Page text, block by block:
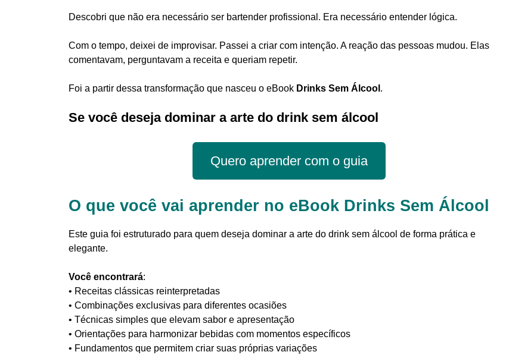
Descobri que não era necessário ser bartender profissional. Era necessário entender lógica.
Com o tempo, deixei de improvisar. Passei a criar com intenção. A reação das pessoas mudou. Elas
comentavam, perguntavam a receita e queriam repetir.
Foi a partir dessa transformação que nasceu o eBook Drinks Sem Álcool .
Se você deseja dominar a arte do drink sem álcool
Quero aprender com o guia
O que você vai aprender no eBook Drinks Sem Álcool
Este guia foi estruturado para quem deseja dominar a arte do drink sem álcool de forma prática e
elegante.
Você encontrará:
• Receitas clássicas reinterpretadas
• Combinações exclusivas para diferentes ocasiões
• Técnicas simples que elevam sabor e apresentação
• Orientações para harmonizar bebidas com momentos específicos
• Fundamentos que permitem criar suas próprias variações